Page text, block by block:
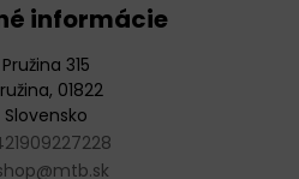
informácie
Pružina 315
01822
Slovensko